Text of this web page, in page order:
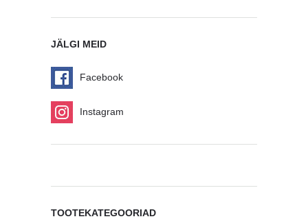
JÄLGI MEID
Facebook
Instagram
TOOTEKATEGOORIAD